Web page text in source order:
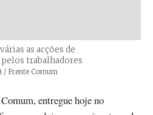
as acções de
trabalhadores
Créditos
/ Frente Comum
entregue hoje no